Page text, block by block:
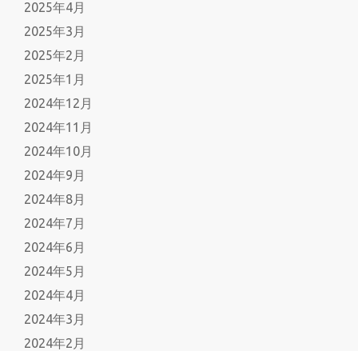
2025年4月
2025年3月
2025年2月
2025年1月
2024年12月
2024年11月
2024年10月
2024年9月
2024年8月
2024年7月
2024年6月
2024年5月
2024年4月
2024年3月
2024年2月